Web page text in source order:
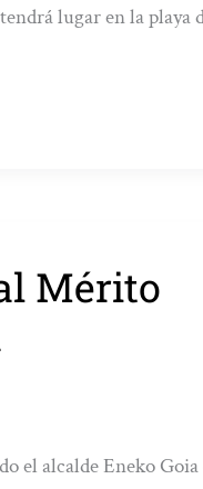
lugar en la playa
Mérito
el alcalde Eneko